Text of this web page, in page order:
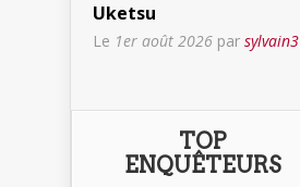
Uketsu
Le 1er août 2026 par sylvain3
TOP
ENQUÊTEURS